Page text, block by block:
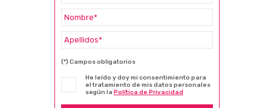
(*) Campos obligatorios
He leído y doy mi consentimiento para
el tratamiento de mis datos personales
según la Política de Privacidad